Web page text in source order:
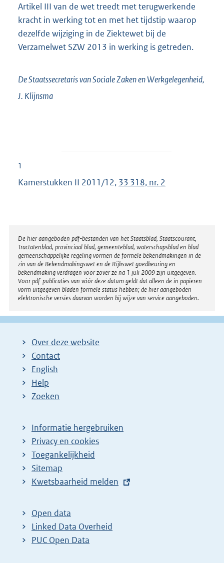
Artikel III van de wet treedt met terugwerkende
kracht in werking tot en met het tijdstip waarop
dezelfde wijziging in de Ziektewet bij de
Verzamelwet SZW 2013 in werking is getreden.
De Staatssecretaris van Sociale Zaken en Werkgelegenheid,
J. Klijnsma
1
Kamerstukken II 2011/12, 33 318, nr. 2
Disclaimer
De hier aangeboden pdf-bestanden van het Staatsblad, Staatscourant,
Tractatenblad, provinciaal blad, gemeenteblad, waterschapsblad en blad
gemeenschappelijke regeling vormen de formele bekendmakingen in de
zin van de Bekendmakingswet en de Rijkswet goedkeuring en
bekendmaking verdragen voor zover ze na 1 juli 2009 zijn uitgegeven.
Voor pdf-publicaties van vóór deze datum geldt dat alleen de in papieren
vorm uitgegeven bladen formele status hebben; de hier aangeboden
elektronische versies daarvan worden bij wijze van service aangeboden.
Over deze website
Contact
English
Help
Zoeken
Informatie hergebruiken
Privacy en cookies
Toegankelijkheid
Sitemap
E
t
e
r
Kwetsbaarheid melden
Open data
Linked Data Overheid
PUC Open Data